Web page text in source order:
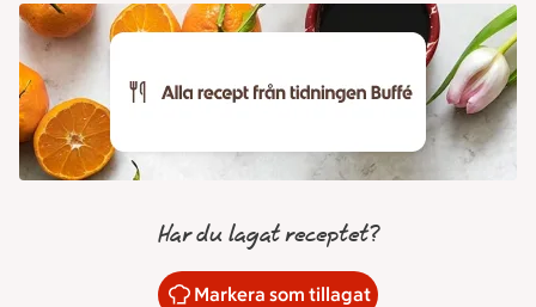
Har du lagat receptet?
Markera som tillagat